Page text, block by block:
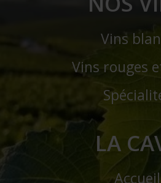
Vins
Vins rouges
LA
Accueil